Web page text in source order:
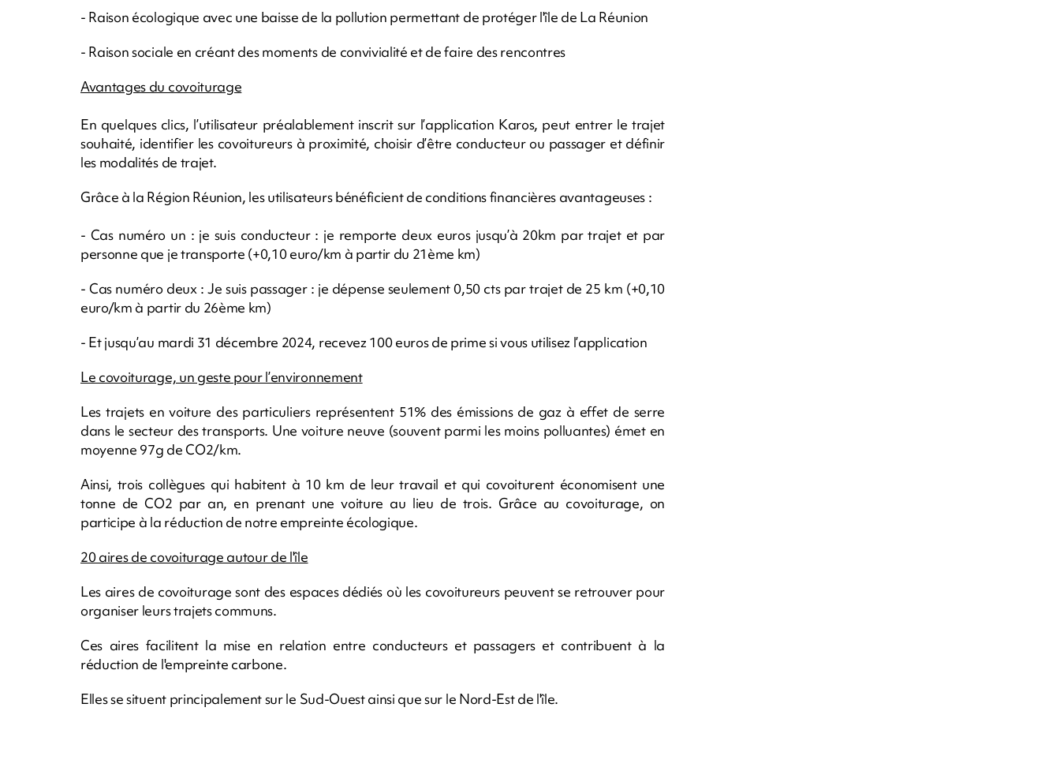
- Raison écologique avec une baisse de la pollution permettant de protéger l'île de La Réunion
- Raison sociale en créant des moments de convivialité et de faire des rencontres
Avantages du covoiturage
En quelques clics, l’utilisateur préalablement inscrit sur l’application Karos, peut entrer le trajet
souhaité, identifier les covoitureurs à proximité, choisir d’être conducteur ou passager et définir
les modalités de trajet.
Grâce à la Région Réunion, les utilisateurs bénéficient de conditions financières avantageuses :
- Cas numéro un : je suis conducteur : je remporte deux euros jusqu’à 20km par trajet et par
personne que je transporte (+0,10 euro/km à partir du 21ème km)
- Cas numéro deux : Je suis passager : je dépense seulement 0,50 cts par trajet de 25 km (+0,10
euro/km à partir du 26ème km)
- Et jusqu’au mardi 31 décembre 2024, recevez 100 euros de prime si vous utilisez l’application
Le covoiturage, un geste pour l’environnement
Les trajets en voiture des particuliers représentent 51% des émissions de gaz à effet de serre
dans le secteur des transports. Une voiture neuve (souvent parmi les moins polluantes) émet en
moyenne 97g de CO2/km.
Ainsi, trois collègues qui habitent à 10 km de leur travail et qui covoiturent économisent une
tonne de CO2 par an, en prenant une voiture au lieu de trois. Grâce au covoiturage, on
participe à la réduction de notre empreinte écologique.
20 aires de covoiturage autour de l'île
Les aires de covoiturage sont des espaces dédiés où les covoitureurs peuvent se retrouver pour
organiser leurs trajets communs.
Ces aires facilitent la mise en relation entre conducteurs et passagers et contribuent à la
réduction de l'empreinte carbone.
Elles se situent principalement sur le Sud-Ouest ainsi que sur le Nord-Est de l'île.